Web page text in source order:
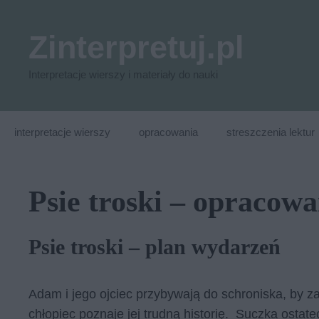
interpretacje wierszy opracowania streszczenia lektur
Psie troski –
Psie troski – plan wydarzeń
Adam i jego ojciec przybywają do schroniska, by
chłopiec poznaje jej trudną historię. Suczka